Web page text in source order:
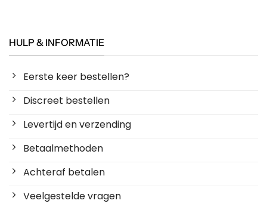
HULP & INFORMATIE
Eerste keer bestellen?
Discreet bestellen
Levertijd en verzending
Betaalmethoden
Achteraf betalen
Veelgestelde vragen